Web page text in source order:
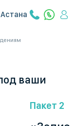
Астана
ваши
Пакет 2